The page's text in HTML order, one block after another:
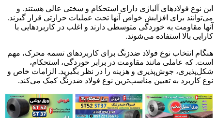
این نوع فولادهای آلیاژی دارای استحکام و سختی عالی هستند. و
می‌توانند برای افزایش خواص آنها تحت عملیات حرارتی قرار گیرند.
آنها مقاومت به خوردگی متوسطی دارند و اغلب در کاربردهایی با
کارایی بالا استفاده می‌شوند.
هنگام انتخاب نوع فولاد ضدزنگ برای کاربردهای تسمه محرک، مهم
است. که عاملی مانند مقاومت در برابر خوردگی، استحکام،
شکل‌پذیری، جوش‌پذیری و هزینه را در نظر بگیرید. الزامات خاص و
نوع کاربرد به تعیین مناسب‌ترین نوع فولاد ضدزنگ کمک می‌کند.